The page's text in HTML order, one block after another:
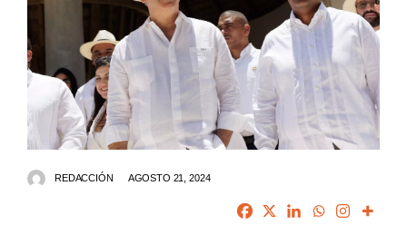
REDACCIÓN AGOSTO 21, 2024